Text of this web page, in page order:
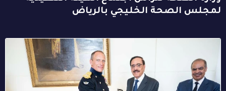
لمجلس الصحة الخليجي بالرياض